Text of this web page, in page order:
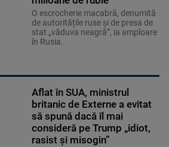
O escrocherie macabră, denumită
de autoritățile ruse și de presa de
stat „văduva neagră”, ia amploare
în Rusia.
Aflat în SUA, ministrul
britanic de Externe a evitat
să spună dacă îl mai
consideră pe Trump „idiot,
rasist și misogin”